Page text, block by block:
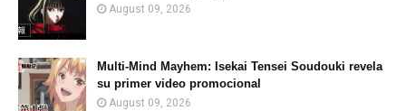
August 09, 2026
Multi-Mind Mayhem: Isekai Tensei Soudouki revela
su primer video promocional
August 09, 2026